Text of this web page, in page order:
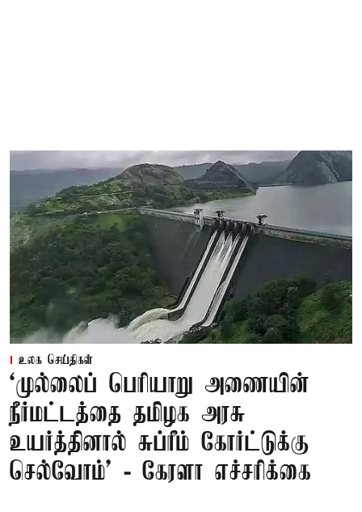
உலக செய்திகள்
‘முல்லைப் பெரியாறு அணையின்
நீர்மட்டத்தை தமிழக அரசு
உயர்த்தினால் சுப்ரீம் கோர்ட்டுக்கு
செல்வோம்' - கேரளா எச்சரிக்கை